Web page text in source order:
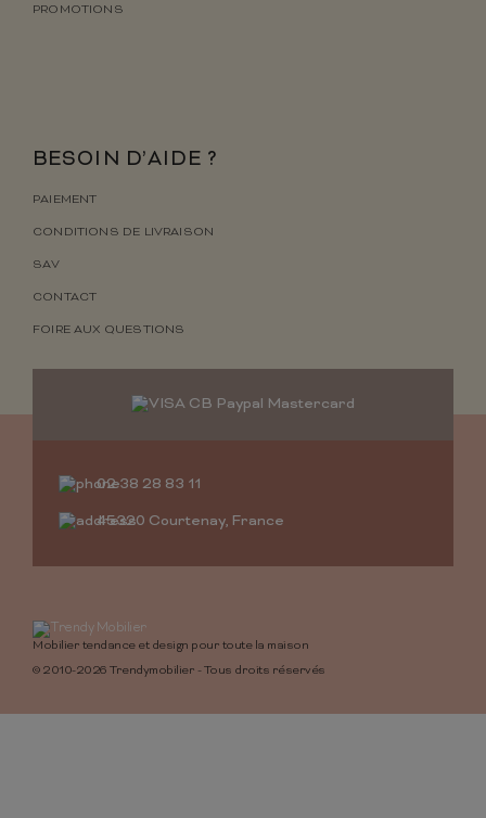
PROMOTIONS
BESOIN D’AIDE ?
PAIEMENT
CONDITIONS DE LIVRAISON
SAV
CONTACT
FOIRE AUX QUESTIONS
02 38 28 83 11
45320 Courtenay, France
Mobilier tendance et design pour toute la maison
© 2010-2026 Trendymobilier - Tous droits réservés